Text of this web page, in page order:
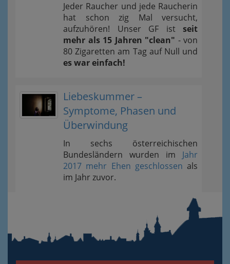
Jeder Raucher und jede Raucherin
hat schon zig Mal versucht,
aufzuhören! Unser GF ist seit
mehr als 15 Jahren "clean" - von
80 Zigaretten am Tag auf Null und
es war einfach!
Liebeskummer –
Symptome, Phasen und
Überwindung
In sechs österreichischen
Bundesländern wurden im Jahr
2017 mehr Ehen geschlossen als
im Jahr zuvor.